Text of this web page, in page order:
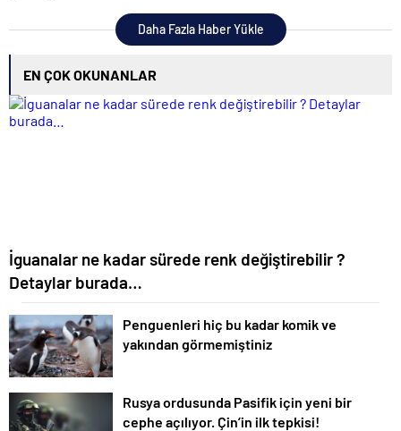
Daha Fazla Haber Yükle
EN ÇOK OKUNANLAR
İguanalar ne kadar sürede renk değiştirebilir ?
Detaylar burada…
Penguenleri hiç bu kadar komik ve
yakından görmemiştiniz
Rusya ordusunda Pasifik için yeni bir
cephe açılıyor. Çin’in ilk tepkisi!